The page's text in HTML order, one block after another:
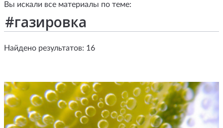
Вы искали все материалы по теме:
Найдено результатов: 16